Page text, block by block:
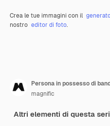
Crea le tue immagini con il
nostro editor di foto.
Persona in possesso di
magnific
Altri elementi di questa